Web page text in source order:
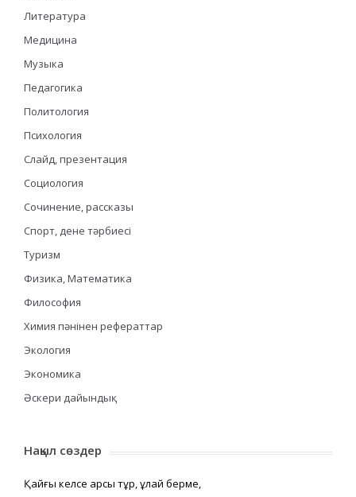
Литература
Медицина
Музыка
Педагогика
Политология
Психология
Слайд, презентация
Социология
Сочинение, рассказы
Спорт, дене тәрбиесі
Туризм
Физика, Математика
Философия
Химия пәнінен рефераттар
Экология
Экономика
Әскери дайындық
Нақыл сөздер
Қайғы келсе қарсы тұр, құлай берме,